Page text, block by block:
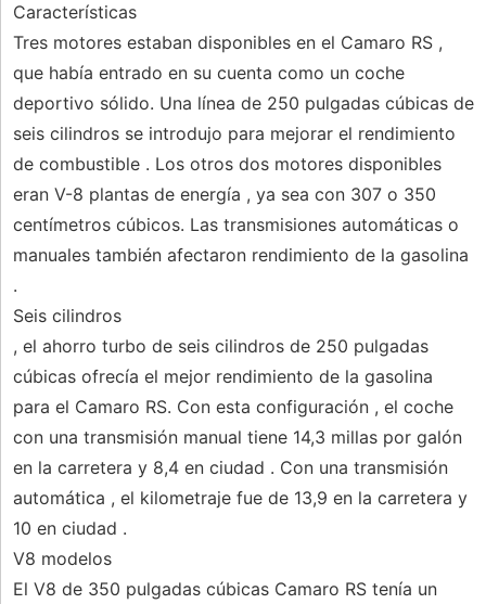
Características
Tres motores estaban disponibles en el Camaro RS ,
que había entrado en su cuenta como un coche
deportivo sólido. Una línea de 250 pulgadas cúbicas de
seis cilindros se introdujo para mejorar el rendimiento
de combustible . Los otros dos motores disponibles
eran V-8 plantas de energía , ya sea con 307 o 350
centímetros cúbicos. Las transmisiones automáticas o
manuales también afectaron rendimiento de la gasolina
.
Seis cilindros
, el ahorro turbo de seis cilindros de 250 pulgadas
cúbicas ofrecía el mejor rendimiento de la gasolina
para el Camaro RS. Con esta configuración , el coche
con una transmisión manual tiene 14,3 millas por galón
en la carretera y 8,4 en ciudad . Con una transmisión
automática , el kilometraje fue de 13,9 en la carretera y
10 en ciudad .
V8 modelos
El V8 de 350 pulgadas cúbicas Camaro RS tenía un